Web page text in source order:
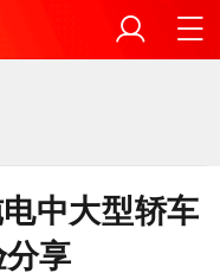
中大型轿车
享